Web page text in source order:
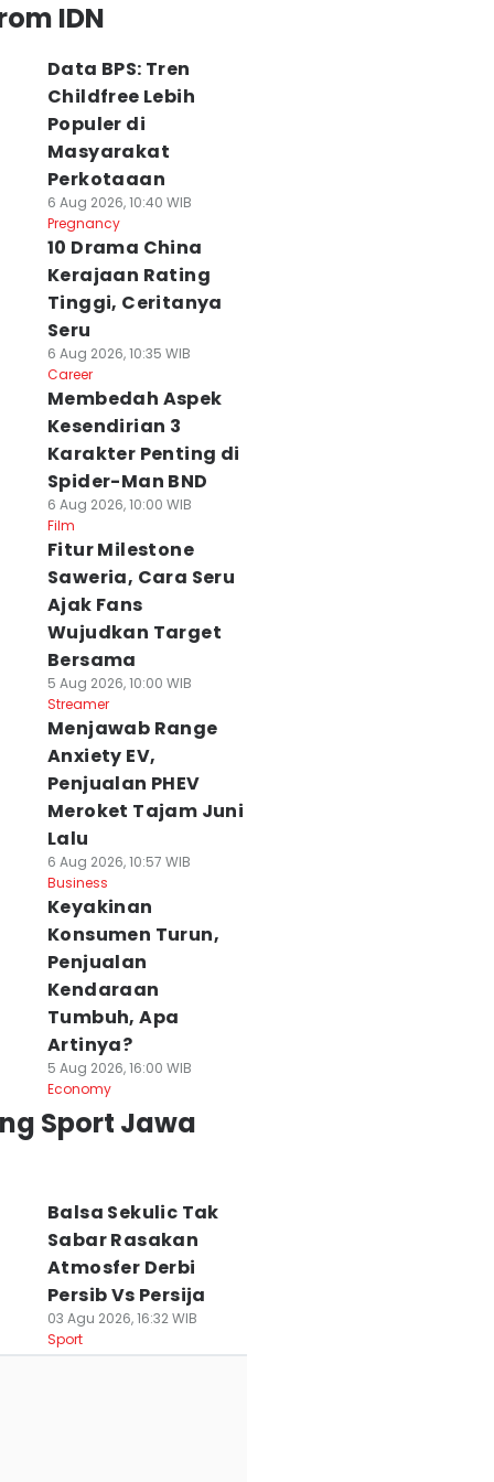
IDN
Data BPS: Tren
Childfree Lebih
Populer di
Masyarakat
Perkotaaan
6 Aug 2026, 10:40 WIB
Pregnancy
10 Drama China
Kerajaan Rating
Tinggi, Ceritanya
Seru
6 Aug 2026, 10:35 WIB
Career
Membedah Aspek
Kesendirian 3
Karakter Penting di
Spider-Man BND
6 Aug 2026, 10:00 WIB
Film
Fitur Milestone
Saweria, Cara Seru
Ajak Fans
Wujudkan Target
Bersama
5 Aug 2026, 10:00 WIB
Streamer
Menjawab Range
Anxiety EV,
Penjualan PHEV
Meroket Tajam Juni
Lalu
6 Aug 2026, 10:57 WIB
Business
Keyakinan
Konsumen Turun,
Penjualan
Kendaraan
Tumbuh, Apa
Artinya?
5 Aug 2026, 16:00 WIB
Economy
Sport Jawa
Balsa Sekulic Tak
Sabar Rasakan
Atmosfer Derbi
Persib Vs Persija
03 Agu 2026, 16:32 WIB
Sport